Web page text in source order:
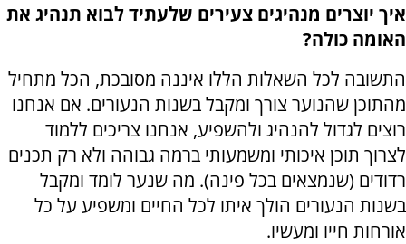
איך יוצרים מנהיגים צעירים שלעתיד לבוא תנהיג את
האומה כולה?
התשובה לכל השאלות הללו איננה מסובכת, הכל מתחיל
מהתוכן שהנוער צורך ומקבל בשנות הנעורים. אם אנחנו
רוצים לגדול להנהיג ולהשפיע, אנחנו צריכים ללמוד
לצרוך תוכן איכותי ומשמעותי ברמה גבוהה ולא רק תכנים
רדודים (שנמצאים בכל פינה). מה שנער לומד ומקבל
בשנות הנעורים הולך איתו לכל החיים ומשפיע על כל
אורחות חייו ומעשיו.